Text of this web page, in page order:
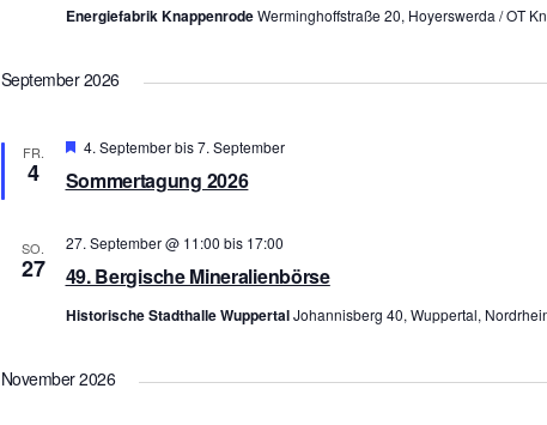
Energiefabrik KnappenrodeWerminghoffstraße 20, Hoyerswerda / OT
September 2026
FR.
4 Sommertagung 2026
Hervorgehoben
4. Septemberbis7. September
SO.
27 49. Bergische Mineralienbörse
27. September @ 11:00 bis 17:00
Historische Stadthalle WuppertalJohannisberg 40, Wuppertal,
November 2026